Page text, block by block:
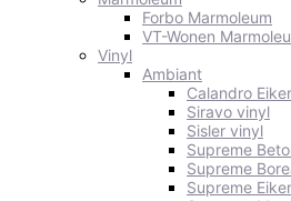
Forbo Marmoleum
VT-Wonen
Vinyl
Ambiant
Calandro
Siravo vinyl
Sisler vinyl
Supreme
Supreme
Supreme